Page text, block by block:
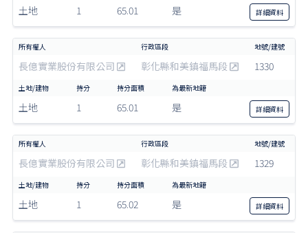
土地 1 65.01 是 詳細資料
長億實業股份有限公司 彰化縣和美鎮福馬段 1330
土地 1 65.01 是 詳細資料
長億實業股份有限公司 彰化縣和美鎮福馬段 1329
土地 1 65.02 是 詳細資料